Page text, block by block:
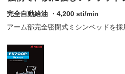
完全自動給油 ・4,200 sti/min
アーム部完全密閉式ミシンベッドを採